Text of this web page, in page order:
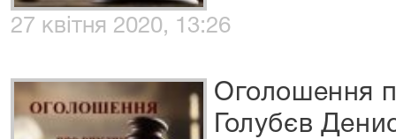
27 квітня 2020, 13:26
Оголошення
Голубєв